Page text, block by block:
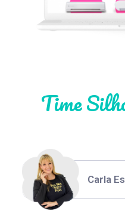
Time Thiara
Carla